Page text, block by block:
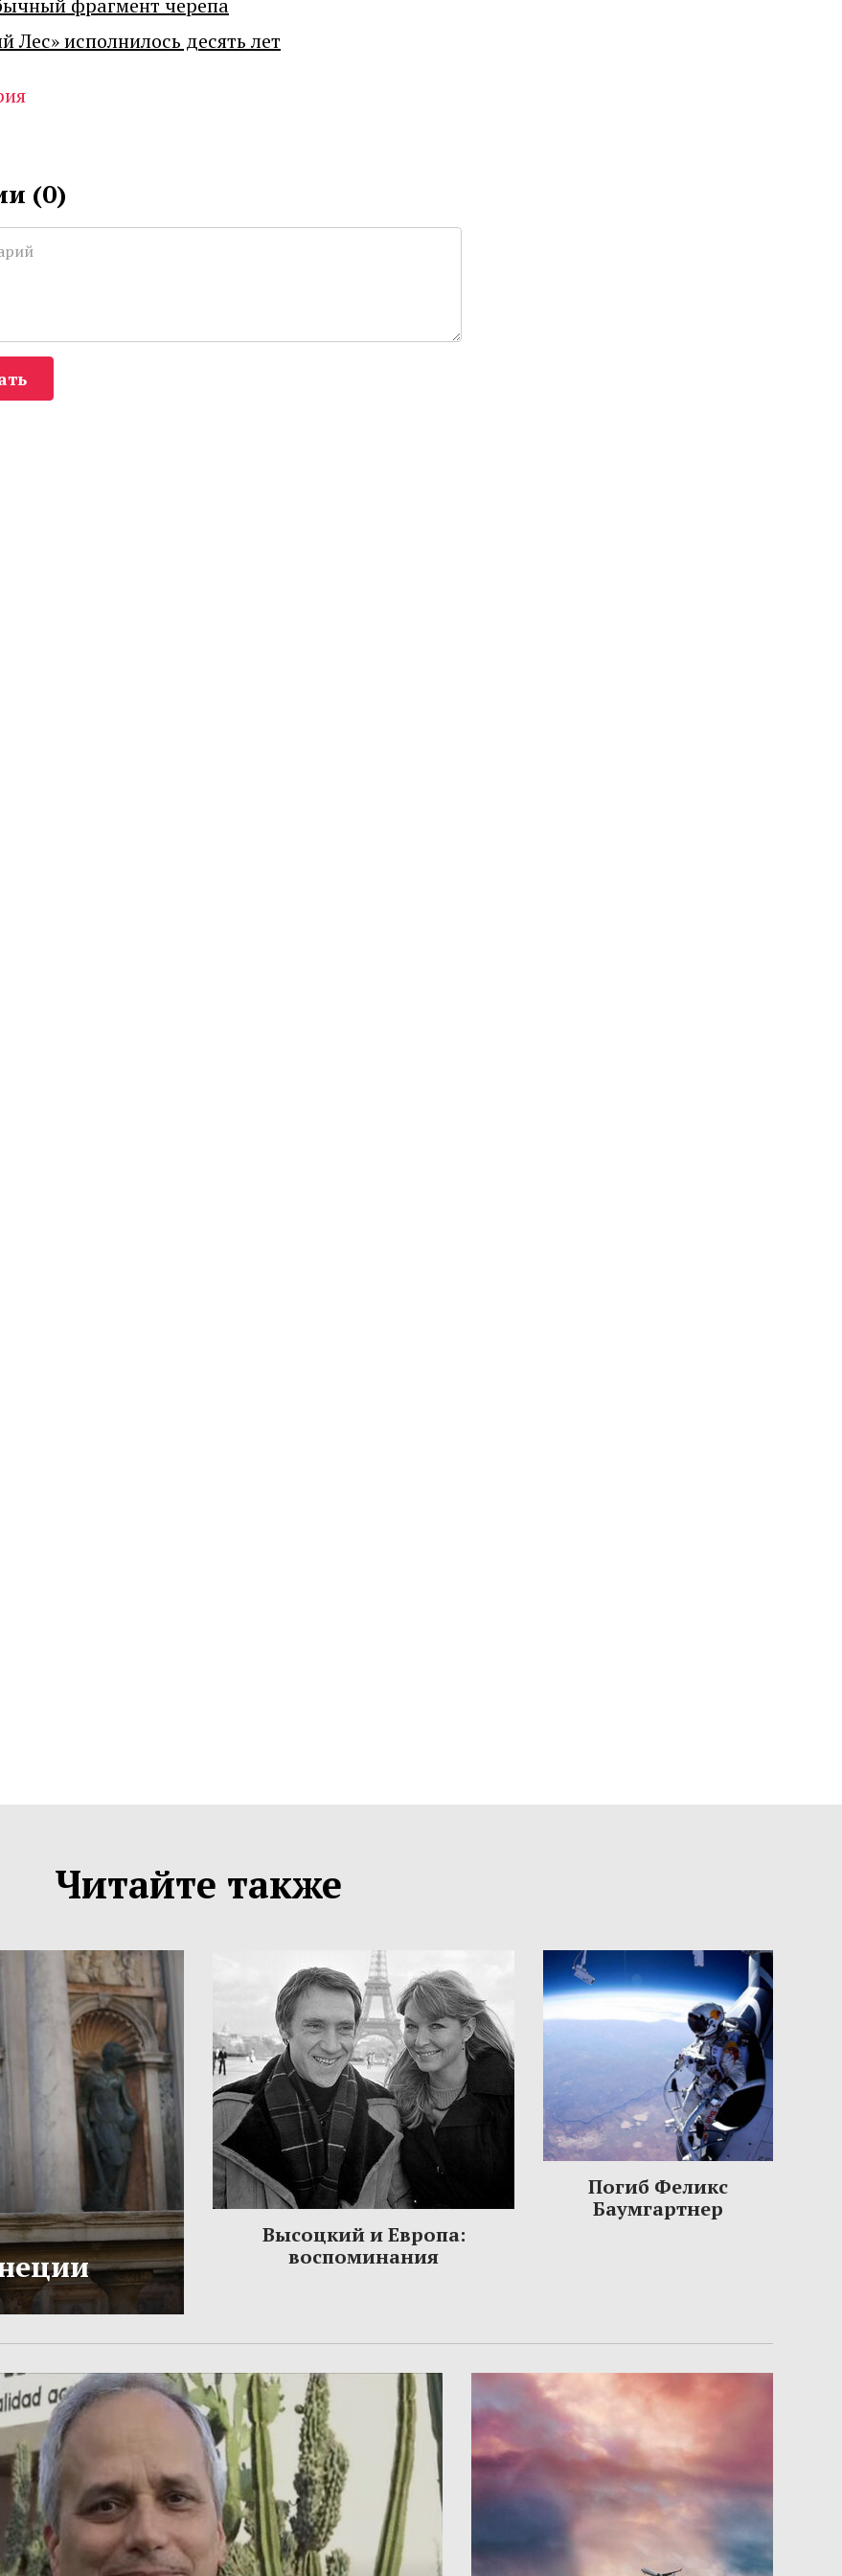
фрагмент черепа
исполнилось десять лет
(0)
Читайте также
Высоцкий и Европа:
воспоминания
Погиб Феликс
Баумгартнер